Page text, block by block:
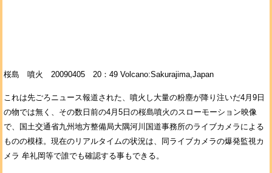
桜島 噴火 20090405 20：49 Volcano:Sakurajima,Japan
これは先ごろニュース報道された、噴火し大量の粉塵が降り注いだ4月9日
の物では無く、その数日前の4月5日の桜島噴火のスローモーション映像
で、国土交通省九州地方整備局大隅河川国道事務所のライブカメラによる
ものの模様。現在のリアルタイムの状況は、同ライブカメラの爆発監視カ
メラ 牟礼岡等で誰でも確認する事もできる。